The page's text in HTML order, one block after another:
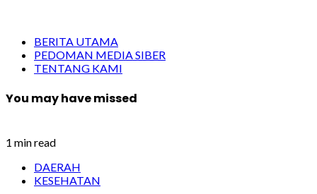
BERITA UTAMA
PEDOMAN MEDIA SIBER
TENTANG KAMI
You may have missed
1 min read
DAERAH
KESEHATAN